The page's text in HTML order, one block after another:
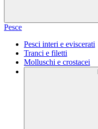
Pesce
Pesci interi e eviscerati
Tranci e filetti
Molluschi e crostacei